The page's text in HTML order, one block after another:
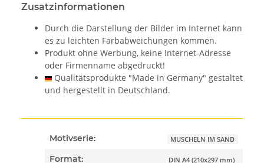
Zusatzinformationen
Durch die Darstellung der Bilder im Internet kann
es zu leichten Farbabweichungen kommen.
Produkt ohne Werbung, keine Internet-Adresse
oder Firmenname abgedruckt!
Qualitätsprodukte "Made in Germany" gestaltet
und hergestellt in Deutschland.
Motivserie: MUSCHELN IM SAND
Format: DIN A4 (210x297 mm)